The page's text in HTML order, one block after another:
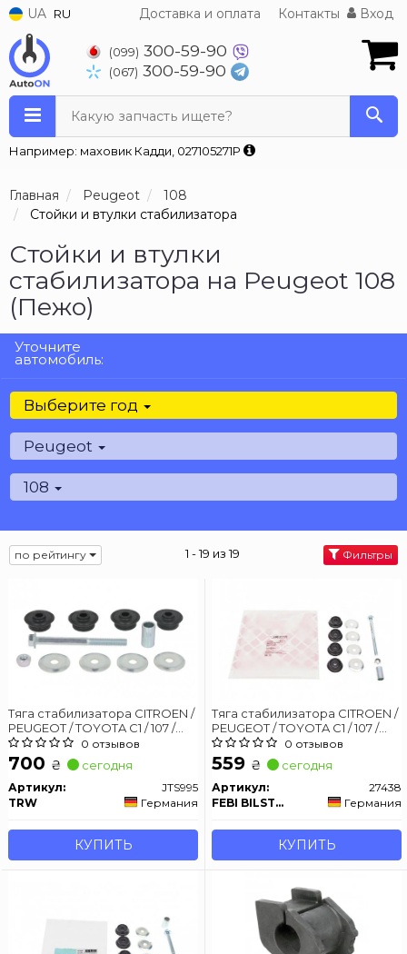
UA RU Доставка и оплата Контакты Вход
(099) 300-59-90
(067) 300-59-90
Какую запчасть ищете?
Например: маховик Кадди, 027105271P
Главная Peugeot
108
Стойки и втулки стабилизатора
Стойки и втулки
стабилизатора на Peugeot 108
(Пежо)
Уточните
автомобиль:
Выберите год
Peugeot
108
по рейтингу 1 - 19 из 19 Фильтры
Тяга стабилизатора CITROEN /
PEUGEOT / TOYOTA C1 / 107 /
Aygo передняя сторона 05 -
0 отзывов
700 ₴ сегодня
Артикул:
JTS995
TRW
Германия
КУПИТЬ
Тяга стабилизатора CITROEN /
PEUGEOT / TOYOTA C1 / 107 /
Aygo передняя сторона 05 -
0 отзывов
559 ₴ сегодня
Артикул:
27438
FEBI BILSTEIN
Германия
КУПИТЬ